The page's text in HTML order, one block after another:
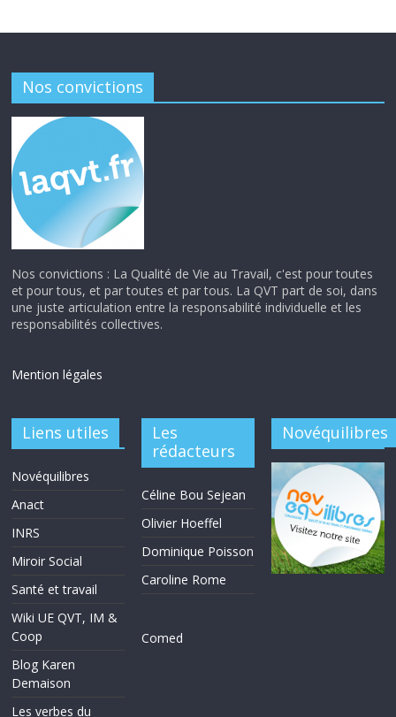
Nos convictions
Nos convictions : La Qualité de Vie au Travail, c'est pour toutes
et pour tous, et par toutes et par tous. La QVT part de soi, dans
une juste articulation entre la responsabilité individuelle et les
responsabilités collectives.
Mention légales
Liens utiles
Novéquilibres
Anact
INRS
Miroir Social
Santé et travail
Wiki UE QVT, IM &
Coop
Blog Karen
Demaison
Les verbes du
Les
rédacteurs
Céline Bou Sejean
Olivier Hoeffel
Dominique Poisson
Caroline Rome
Comed
Novéquilibres